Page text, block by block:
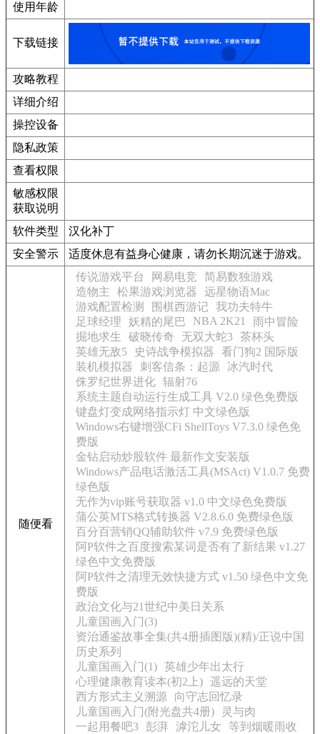
使用年龄
下载链接
攻略教程
详细介绍
操控设备
隐私政策
查看权限
敏感权限
获取说明
软件类型
汉化补丁
安全警示
适度休息有益身心健康，请勿长期沉迷于游戏。
随便看
传说游戏平台 网易电竞
简易数独游戏
造物主
松果游戏浏览器
远星物语Mac
游戏配置检测
围棋西游记
我功夫特牛
足球经理
妖精的尾巴 NBA 2K21
雨中冒险
掘地求生
破晓传奇 无双大蛇3 茶杯头
英雄无敌5
史诗战争模拟器
看门狗2 国际版
装机模拟器
刺客信条：起源
冰汽时代
侏罗纪世界进化 辐射76
系统主题自动运行生成工具 V2.0 绿色免费版
键盘灯变成网络指示灯 中文绿色版
Windows右键增强CFi ShellToys V7.3.0 绿色免
费版
金钻启动炒股软件 最新作文安装版
Windows产品电话激活工具(MSAct) V1.0.7 免费
绿色版
无作为vip账号获取器 v1.0 中文绿色免费版
蒲公英MTS格式转换器 V2.8.6.0 免费绿色版
百分百营销QQ辅助软件 v7.9 免费绿色版
阿P软件之百度搜索某词是否有了新结果 v1.27
绿色中文免费版
阿P软件之清理无效快捷方式 v1.50 绿色中文免
费版
政治文化与21世纪中美日关系
儿童国画入门(3)
资治通鉴故事全集(共4册插图版)(精)/正说中国
历史系列
儿童国画入门(1) 英雄少年出太行
心理健康教育读本(初2上) 遥远的天堂
西方形式主义溯源
向守志回忆录
儿童国画入门(附光盘共4册)
灵与肉
一起用餐吧3 彭湃 滹沱儿女 等到烟暖雨收